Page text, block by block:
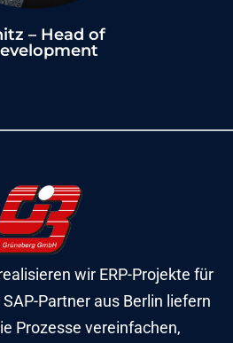
– Head of
wir ERP-Projekte für
Partner aus Berlin liefern
Prozesse vereinfachen,